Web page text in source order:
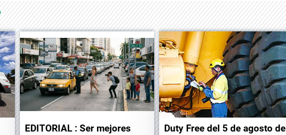
EDITORIAL : Ser mejores
Duty Free del 5 de agosto de